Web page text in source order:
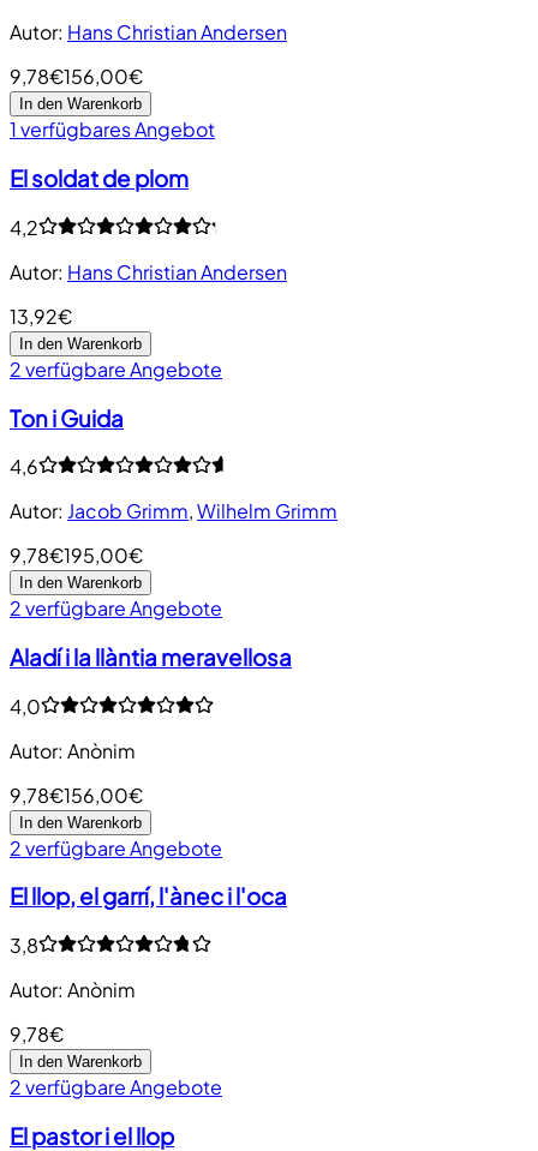
Autor: Hans Christian Andersen
9,78€156,00€
In den Warenkorb
1 verfügbares Angebot
El soldat de plom
4,2
Autor: Hans Christian Andersen
13,92€
In den Warenkorb
2 verfügbare Angebote
Ton i Guida
4,6
Autor: Jacob Grimm,Wilhelm Grimm
9,78€195,00€
In den Warenkorb
2 verfügbare Angebote
Aladí i la llàntia meravellosa
4,0
Autor: Anònim
9,78€156,00€
In den Warenkorb
2 verfügbare Angebote
El llop, el garrí, l'ànec i l'oca
3,8
Autor: Anònim
9,78€
In den Warenkorb
2 verfügbare Angebote
El pastor i el llop